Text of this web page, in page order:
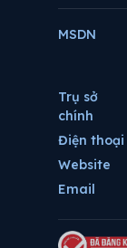
MSDN
Trụ sở
chính
Điện thoại
Website
Email